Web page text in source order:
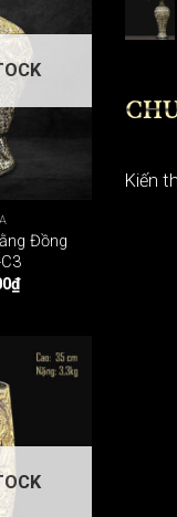
Đồng
₫
Kiến